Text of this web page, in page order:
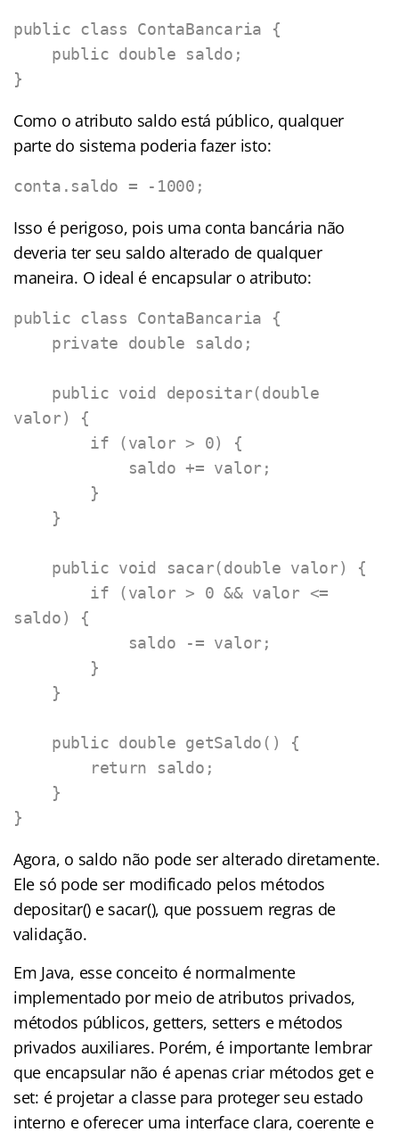
public class ContaBancaria {
}
Como o atributo saldo está público, qualquer
parte do sistema poderia fazer isto:
conta.saldo = -1000;
Isso é perigoso, pois uma conta bancária não
deveria ter seu saldo alterado de qualquer
maneira. O ideal é encapsular o atributo:
public class ContaBancaria {
valor) {
saldo) {
}
Agora, o saldo não pode ser alterado diretamente.
Ele só pode ser modificado pelos métodos
depositar() e sacar(), que possuem regras de
validação.
Em Java, esse conceito é normalmente
implementado por meio de atributos privados,
métodos públicos, getters, setters e métodos
privados auxiliares. Porém, é importante lembrar
que encapsular não é apenas criar métodos get e
set: é projetar a classe para proteger seu estado
interno e oferecer uma interface clara, coerente e